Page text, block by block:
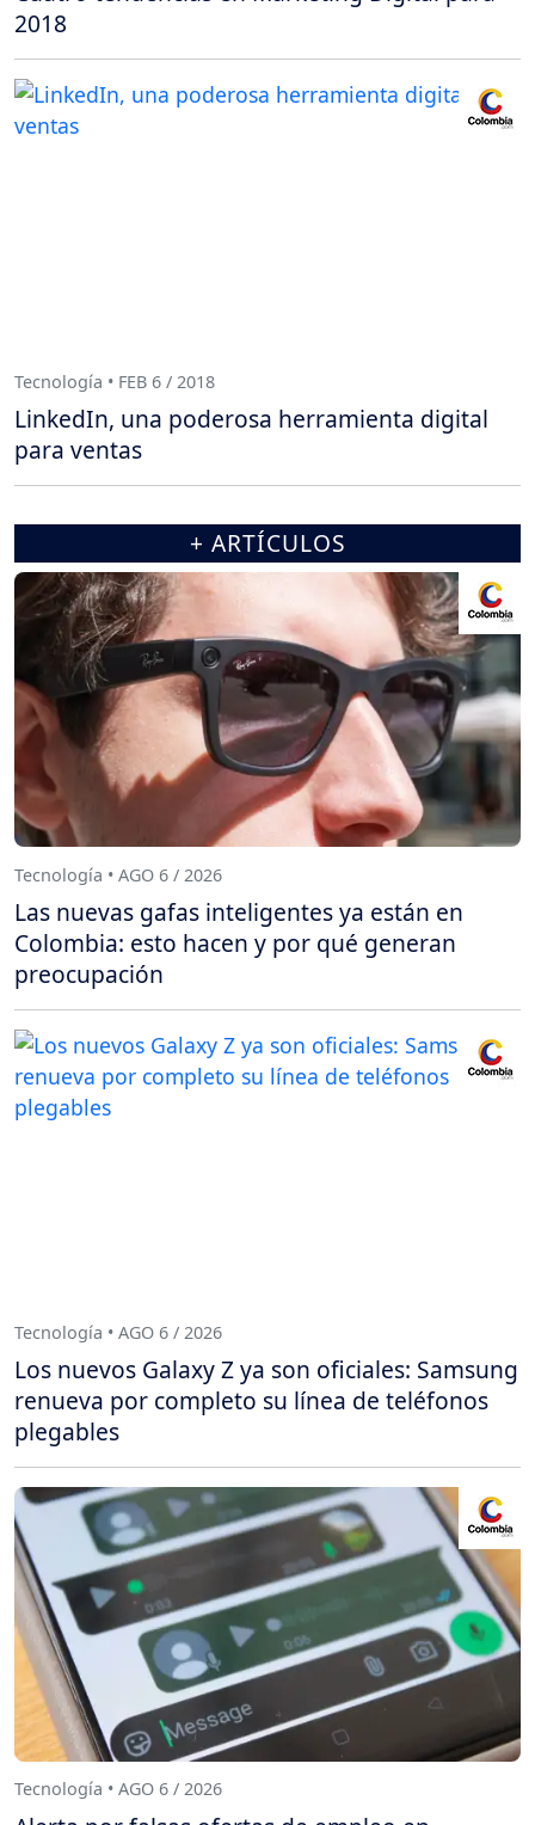
2018
Tecnología • FEB 6 / 2018
LinkedIn, una poderosa herramienta digital
para ventas
+ ARTÍCULOS
Tecnología • AGO 6 / 2026
Las nuevas gafas inteligentes ya están en
Colombia: esto hacen y por qué generan
preocupación
Tecnología • AGO 6 / 2026
Los nuevos Galaxy Z ya son oficiales: Samsung
renueva por completo su línea de teléfonos
plegables
Tecnología • AGO 6 / 2026